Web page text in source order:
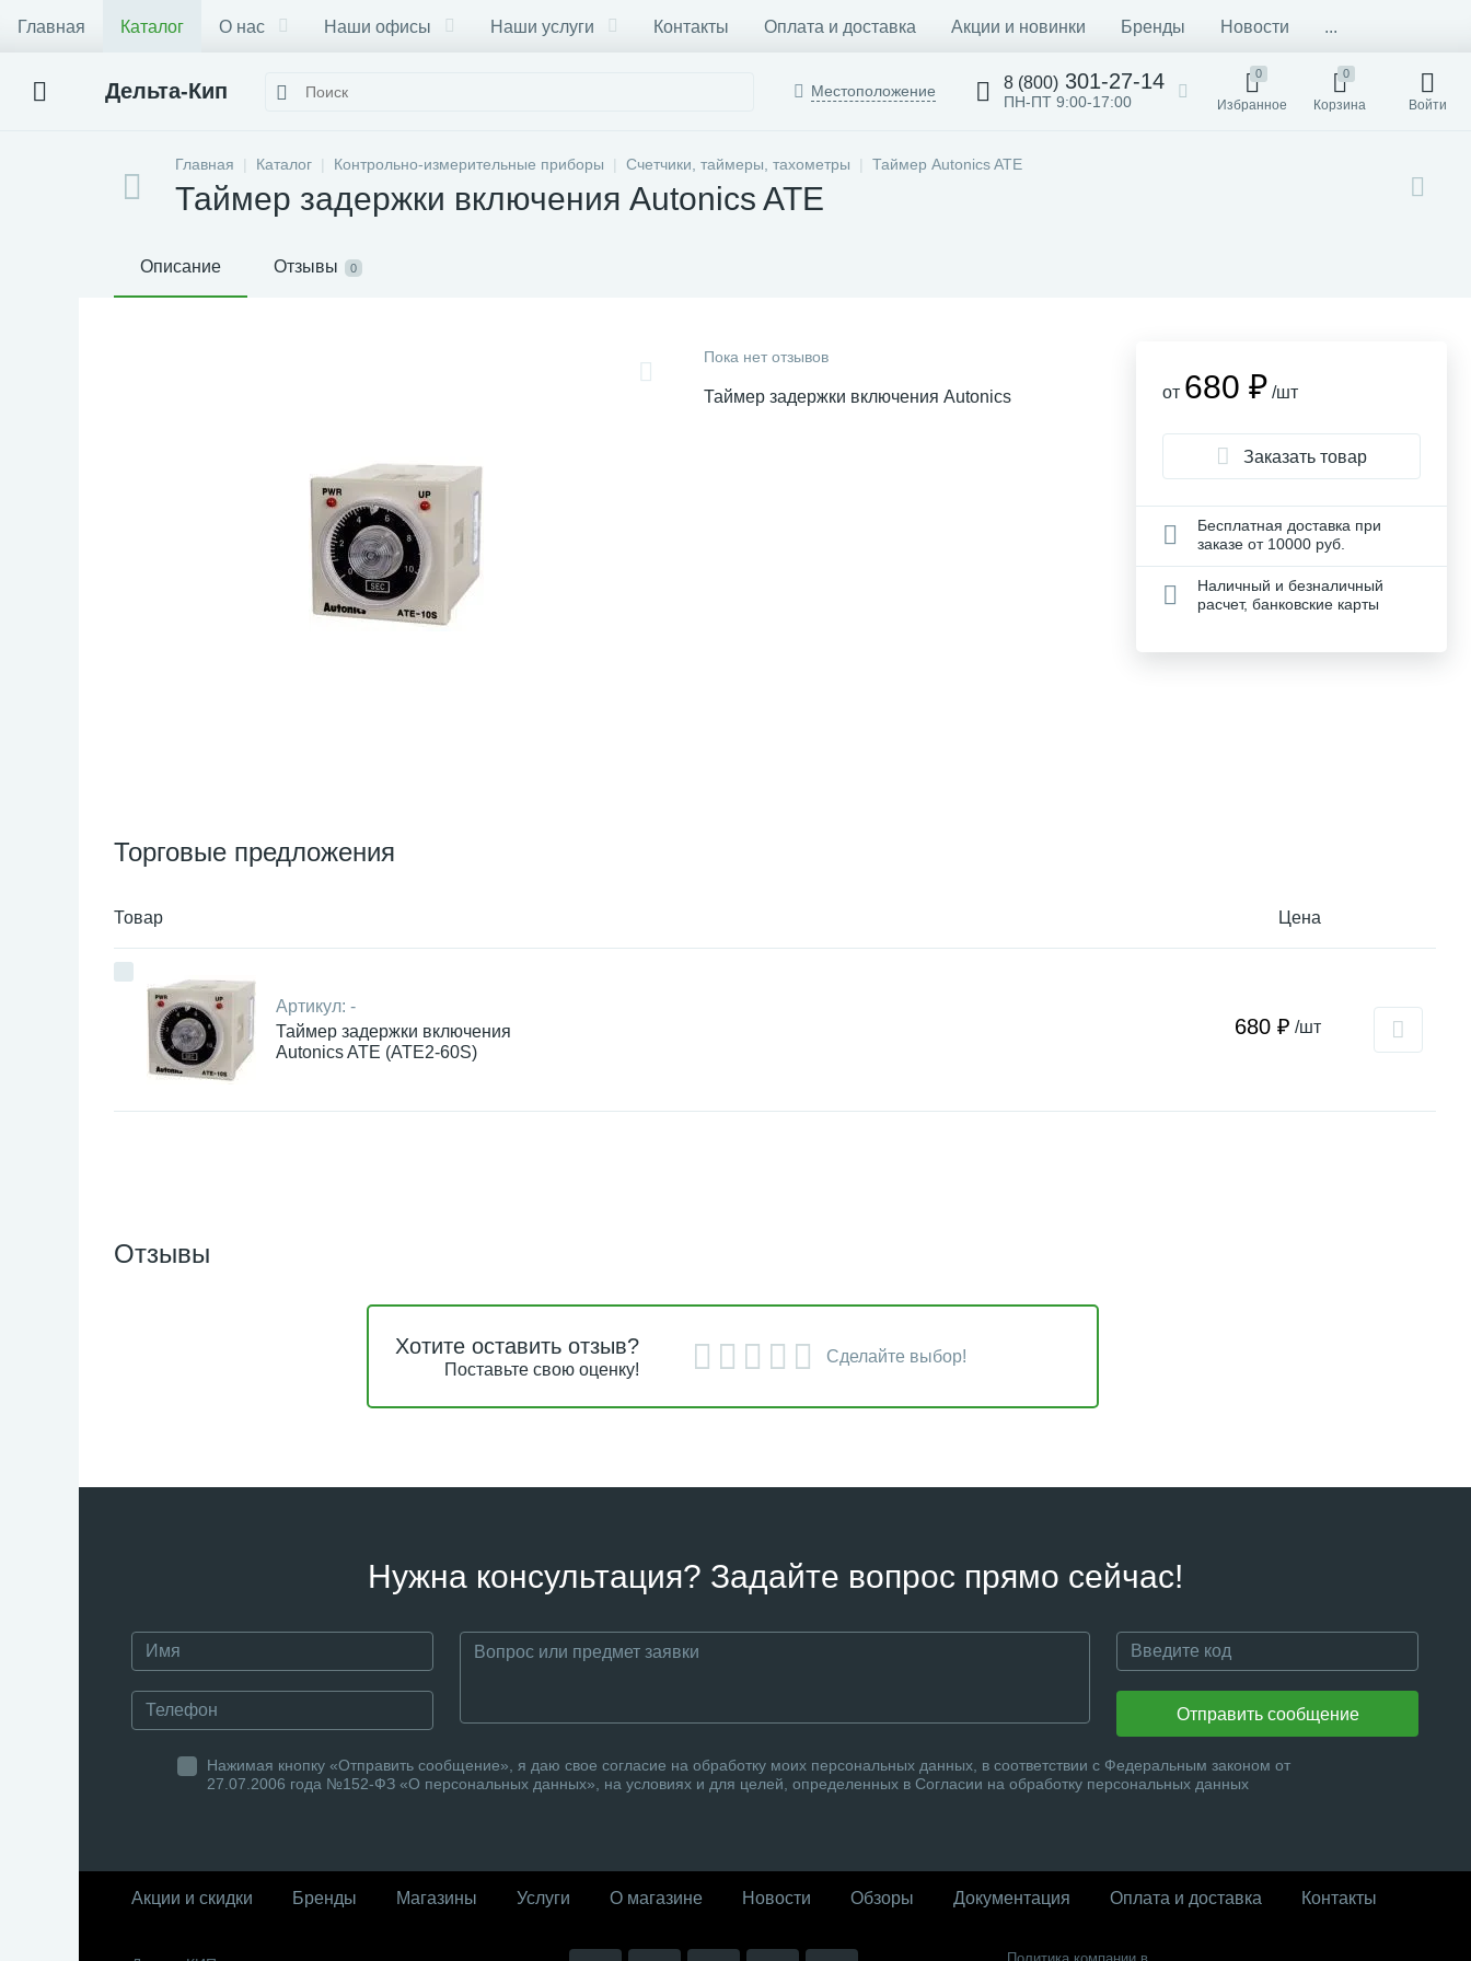
Главная Каталог О нас Наши офисы Наши услуги Контакты Оплата и доставка Акции и новинки Бренды Новости ...
Дельта-Кип Местоположение 8 (800) 301-27-14
ПН-ПТ 9:00-17:00
0
Избранное
0
Корзина Войти
Главная Каталог Контрольно-измерительные приборы Счетчики, таймеры, тахометры Таймер Autonics ATE
Таймер задержки включения Autonics ATE
Описание Отзывы 0
Пока нет отзывов
Таймер задержки включения Autonics
Торговые предложения
Товар Цена
Артикул: -
Таймер задержки включения
Autonics ATE (ATE2-60S)
680 ₽ /шт
от 680 ₽ /шт
Заказать товар
Бесплатная доставка при
заказе от 10000 руб.
Наличный и безналичный
расчет, банковские карты
Отзывы
Хотите оставить отзыв?
Поставьте свою оценку!
Сделайте выбор!
Нужна консультация? Задайте вопрос прямо сейчас!
Отправить сообщение
Нажимая кнопку «Отправить сообщение», я даю свое согласие на обработку моих персональных данных, в соответствии с Федеральным законом от
27.07.2006 года №152-ФЗ «О персональных данных», на условиях и для целей, определенных в Согласии на обработку персональных данных
Акции и скидки Бренды Магазины Услуги О магазине Новости Обзоры Документация Оплата и доставка Контакты